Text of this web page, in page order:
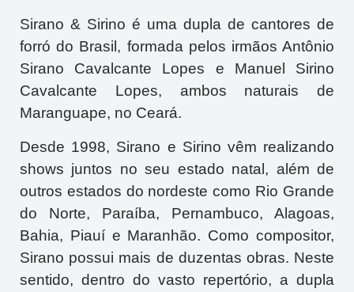
Sirano & Sirino é uma dupla de cantores de
forró do Brasil, formada pelos irmãos Antônio
Sirano Cavalcante Lopes e Manuel Sirino
Cavalcante Lopes, ambos naturais de
Maranguape, no Ceará.
Desde 1998, Sirano e Sirino vêm realizando
shows juntos no seu estado natal, além de
outros estados do nordeste como Rio Grande
do Norte, Paraíba, Pernambuco, Alagoas,
Bahia, Piauí e Maranhão. Como compositor,
Sirano possui mais de duzentas obras. Neste
sentido, dentro do vasto repertório, a dupla